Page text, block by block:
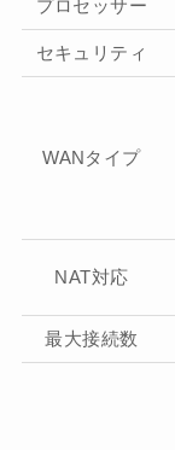
プロセッサー
セキュリティ
WANタイプ
NAT対応
最大接続数